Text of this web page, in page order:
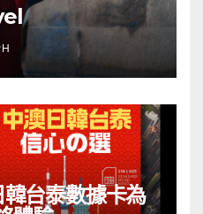
台泰數據卡為